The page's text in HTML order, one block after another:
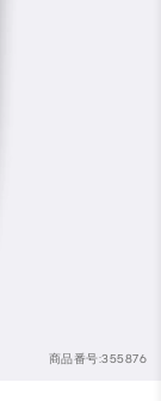
商品番号:355876